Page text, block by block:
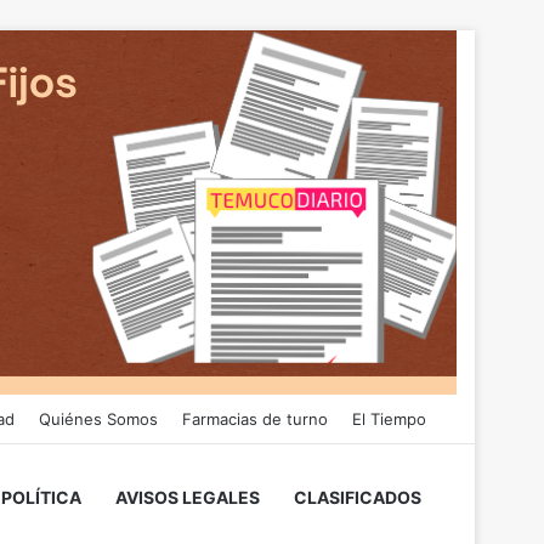
Quiénes Somos Farmacias de turno El Tiempo
POLÍTICA AVISOS LEGALES CLASIFICADOS